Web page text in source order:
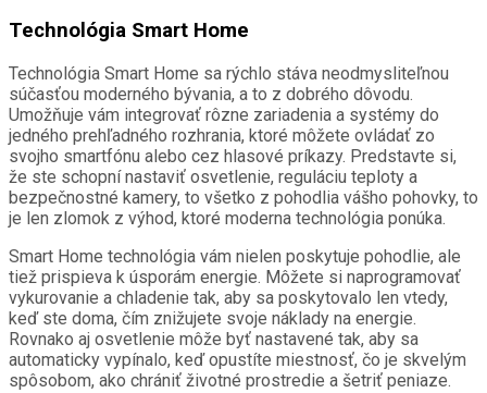
Technológia Smart Home
Technológia Smart Home sa rýchlo stáva neodmysliteľnou
súčasťou moderného bývania, a to z dobrého dôvodu.
Umožňuje vám integrovať rôzne zariadenia a systémy do
jedného prehľadného rozhrania, ktoré môžete ovládať zo
svojho smartfónu alebo cez hlasové príkazy. Predstavte si,
že ste schopní nastaviť osvetlenie, reguláciu teploty a
bezpečnostné kamery, to všetko z pohodlia vášho pohovky, to
je len zlomok z výhod, ktoré moderna technológia ponúka.
Smart Home technológia vám nielen poskytuje pohodlie, ale
tiež prispieva k úsporám energie. Môžete si naprogramovať
vykurovanie a chladenie tak, aby sa poskytovalo len vtedy,
keď ste doma, čím znižujete svoje náklady na energie.
Rovnako aj osvetlenie môže byť nastavené tak, aby sa
automaticky vypínalo, keď opustíte miestnosť, čo je skvelým
spôsobom, ako chrániť životné prostredie a šetriť peniaze.